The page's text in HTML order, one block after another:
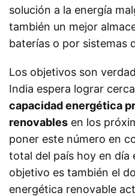
solución a la energía
también un mejor
baterías o por sistemas
Los objetivos son
India espera lograr
capacidad energética
renovables en los
poner este número en
total del país hoy en día
objetivo es también el
energética renovable